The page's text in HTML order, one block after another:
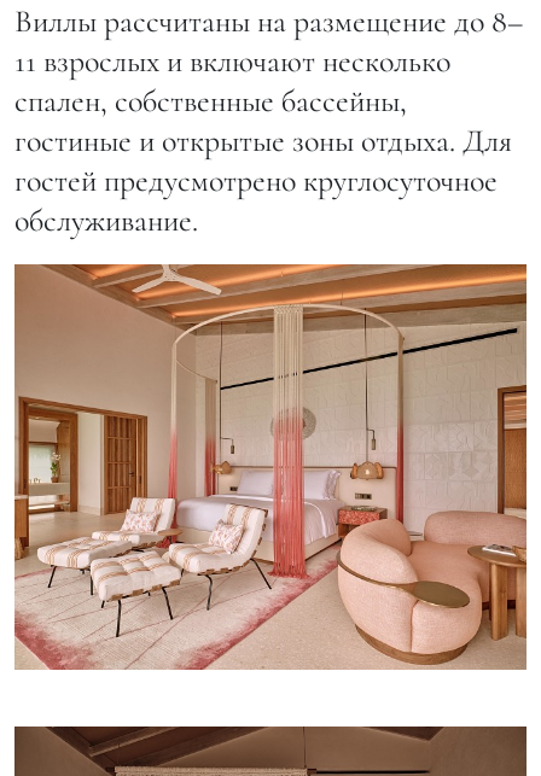
Виллы рассчитаны на размещение до 8–
11 взрослых и включают несколько
спален, собственные бассейны,
гостиные и открытые зоны отдыха. Для
гостей предусмотрено круглосуточное
обслуживание.